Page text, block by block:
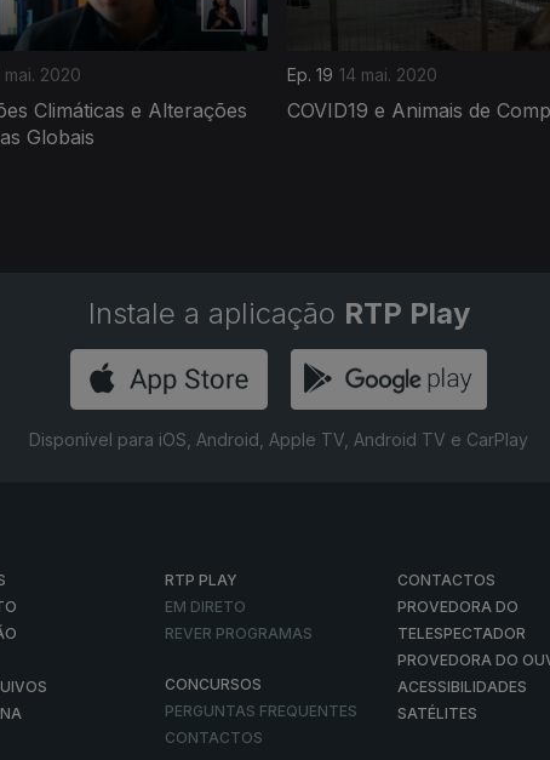
mai. 2020
Climáticas e Alterações
Globais
Ep. 19 14 mai. 2020
COVID19 e Animais de
Instale a aplicação RTP Play
Disponível para iOS, Android, Apple TV, Android TV e CarPlay
RTP PLAY
EM DIRETO
REVER PROGRAMAS
CONCURSOS
PERGUNTAS FREQUENTES
CONTACTOS
CONTACTOS
PROVEDORA DO
TELESPECTADOR
PROVEDORA DO
ACESSIBILIDADES
SATÉLITES